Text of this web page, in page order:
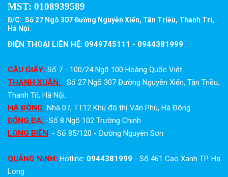
MST: 0108939589
Đ/C: Số 27 Ngõ 307 Đường Nguyễn Xiển, Tân Triều, Thanh Trì,
Hà Nội.
ĐIỆN THOẠI LIÊN HỆ: 0949745111 - 0944381999
CẦU GIẤY: Số 7 - 100/24 Ngõ 100 Hoàng Quốc Việt
THANH XUÂN:
Số 27 Ngõ 307 Đường Nguyễn Xiển, Tân Triều,
Thanh Trì, Hà Nội.
HÀ ĐÔNG: Nhà 07, TT12 Khu đô thị Văn Phú, Hà Đông.
ĐỐNG ĐA: -Số 8 Ngõ 102 Trường Chinh
LONG BIÊN: - Số 85/120 - Đường Nguyên Sơn
QUẢNG NINH: Hotline: 0944381999 - Số 461 Cao Xanh TP. Hạ
Long